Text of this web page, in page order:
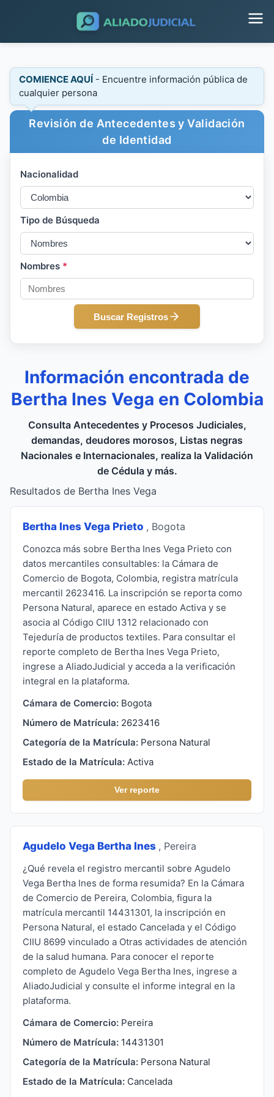
COMIENCE AQUÍ - Encuentre información pública de
cualquier persona
Revisión de Antecedentes y Validación
de Identidad
Nacionalidad
Tipo de Búsqueda
Nombres *
Buscar Registros
Información encontrada de
Bertha Ines Vega en Colombia
Consulta Antecedentes y Procesos Judiciales,
demandas, deudores morosos, Listas negras
Nacionales e Internacionales, realiza la Validación
de Cédula y más.
Resultados de Bertha Ines Vega
Bertha Ines Vega Prieto , Bogota
Conozca más sobre Bertha Ines Vega Prieto con
datos mercantiles consultables: la Cámara de
Comercio de Bogota, Colombia, registra matrícula
mercantil 2623416. La inscripción se reporta como
Persona Natural, aparece en estado Activa y se
asocia al Código CIIU 1312 relacionado con
Tejeduría de productos textiles. Para consultar el
reporte completo de Bertha Ines Vega Prieto,
ingrese a AliadoJudicial y acceda a la verificación
integral en la plataforma.
Cámara de Comercio: Bogota
Número de Matrícula: 2623416
Categoría de la Matrícula: Persona Natural
Estado de la Matrícula: Activa
Ver reporte
Agudelo Vega Bertha Ines , Pereira
¿Qué revela el registro mercantil sobre Agudelo
Vega Bertha Ines de forma resumida? En la Cámara
de Comercio de Pereira, Colombia, figura la
matrícula mercantil 14431301, la inscripción en
Persona Natural, el estado Cancelada y el Código
CIIU 8699 vinculado a Otras actividades de atención
de la salud humana. Para conocer el reporte
completo de Agudelo Vega Bertha Ines, ingrese a
AliadoJudicial y consulte el informe integral en la
plataforma.
Cámara de Comercio: Pereira
Número de Matrícula: 14431301
Categoría de la Matrícula: Persona Natural
Estado de la Matrícula: Cancelada